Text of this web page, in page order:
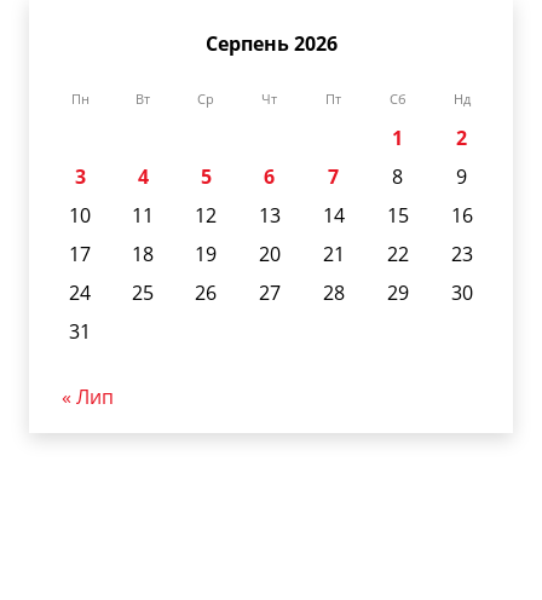
Серпень 2026
Пн Вт Ср Чт Пт Сб Нд
1
2
3
4 5 6 7 8
9
10
11 12 13 14 15
16
17
18 19 20 21 22
23
24
25 26 27 28 29
30
31
« Лип